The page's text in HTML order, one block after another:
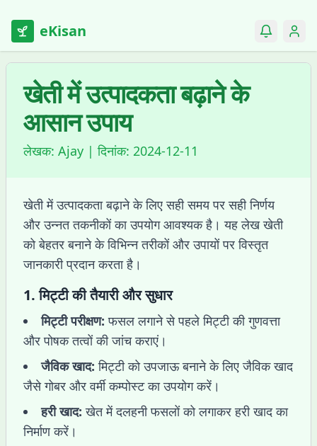
eKisan
खेती में उत्पादकता बढ़ाने के
आसान उपाय
लेखक: Ajay | दिनांक: 2024-12-11
खेती में उत्पादकता बढ़ाने के लिए सही समय पर सही निर्णय
और उन्नत तकनीकों का उपयोग आवश्यक है। यह लेख खेती
को बेहतर बनाने के विभिन्न तरीकों और उपायों पर विस्तृत
जानकारी प्रदान करता है।
1.मिट्टी की तैयारी और सुधार
मिट्टी परीक्षण: फसल लगाने से पहले मिट्टी की गुणवत्ता
और पोषक तत्वों की जांच कराएं।
जैविक खाद: मिट्टी को उपजाऊ बनाने के लिए जैविक खाद
जैसे गोबर और वर्मी कम्पोस्ट का उपयोग करें।
हरी खाद: खेत में दलहनी फसलों को लगाकर हरी खाद का
निर्माण करें।